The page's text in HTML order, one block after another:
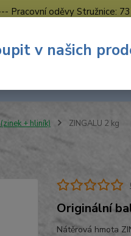
Pracovní oděvy Stružnice:
Nevíte si rady?
+ hliník) ZINGALU 2 kg
Originální
Nátěrová hmota
v našich